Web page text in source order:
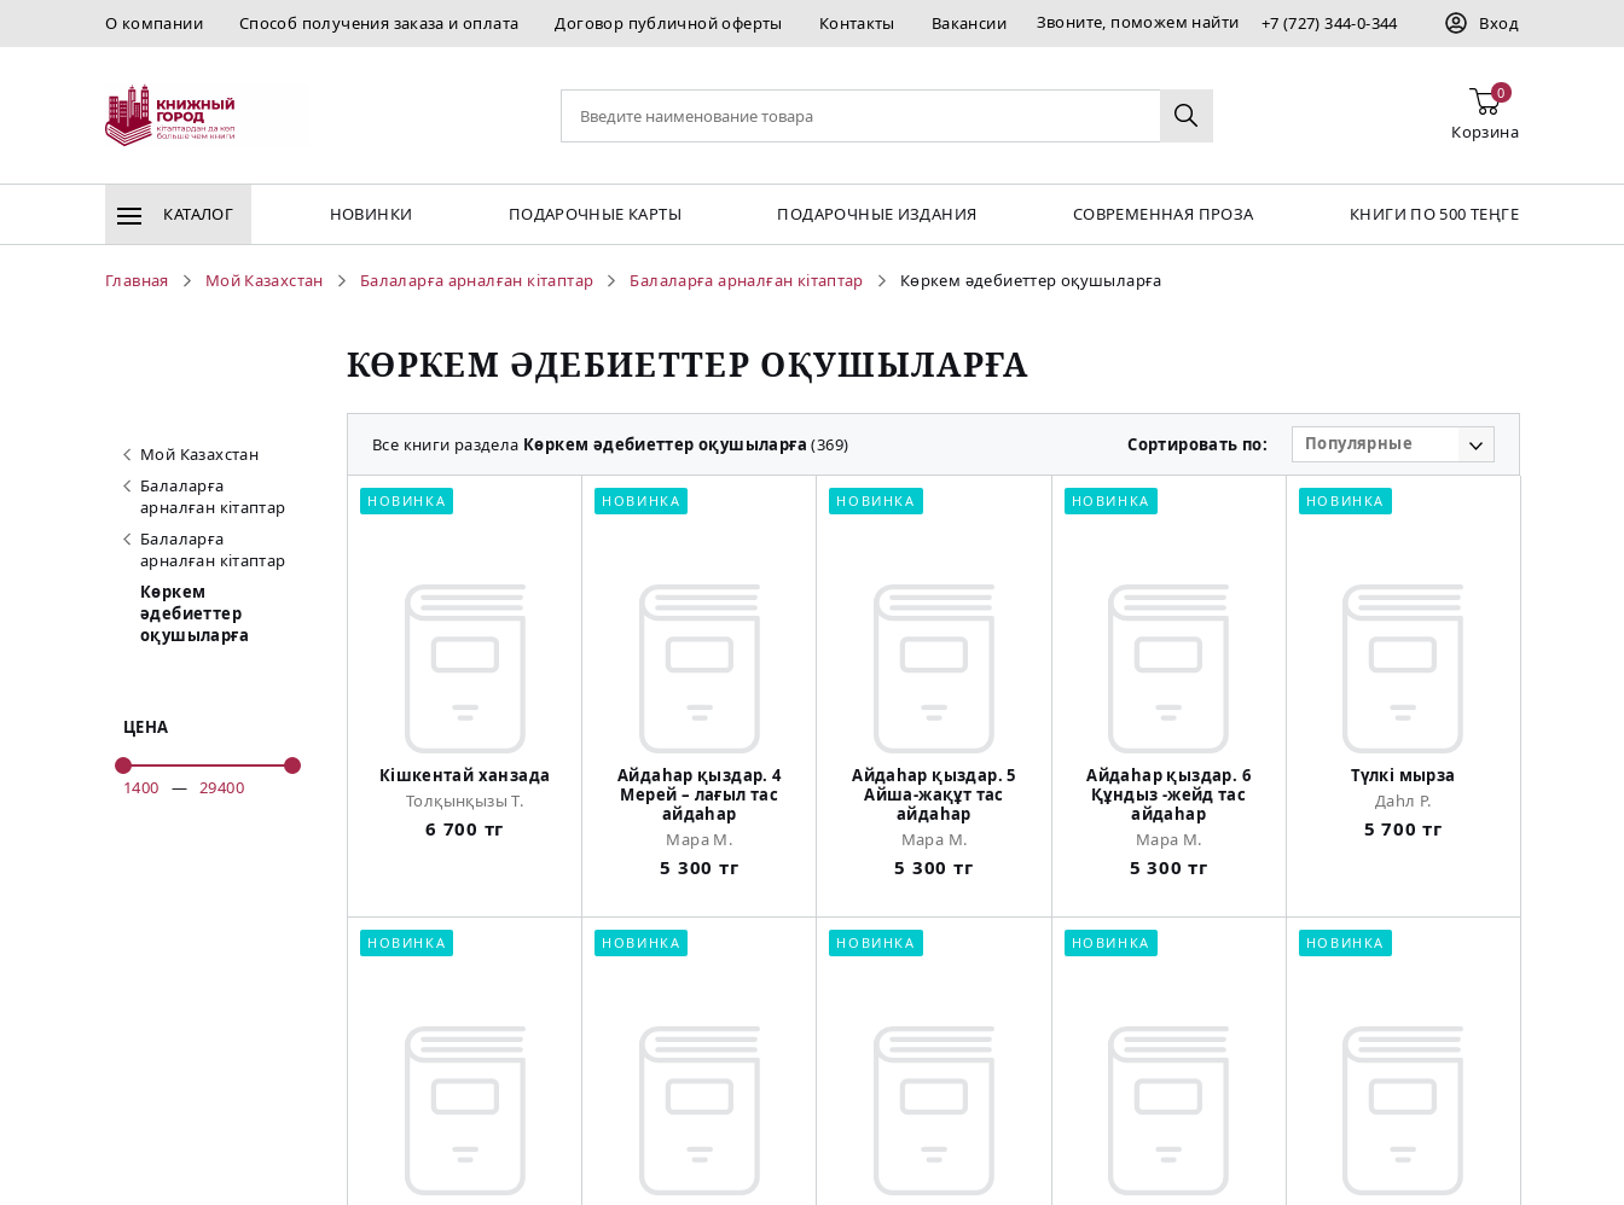
О компании Способ получения заказа и оплата Договор публичной оферты Контакты Вакансии Звоните, поможем найти +7 (727) 344-0-344 Вход
0
Корзина
КАТАЛОГ НОВИНКИ ПОДАРОЧНЫЕ КАРТЫ ПОДАРОЧНЫЕ ИЗДАНИЯ СОВРЕМЕННАЯ ПРОЗА КНИГИ ПО 500 ТЕҢГЕ
Главная Мой Казахстан Балаларға арналған кітаптар Балаларға арналған кітаптар Көркем әдебиеттер оқушыларға
КӨРКЕМ ӘДЕБИЕТТЕР ОҚУШЫЛАРҒА
Мой Казахстан
Балаларға
арналған кітаптар
Балаларға
арналған кітаптар
Көркем
әдебиеттер
оқушыларға
ЦЕНА
1400 — 29400
Все книги раздела Көркем әдебиеттер оқушыларға (369) Сортировать по: Популярные
НОВИНКА
Кішкентай ханзада
Толқынқызы Т.
6 700 тг
НОВИНКА
Айдаhар қыздар. 4
Мерей – лағыл тас
айдаһар
Мара М.
5 300 тг
НОВИНКА
Айдаhар қыздар. 5
Айша-жақұт тас
айдаһар
Мара М.
5 300 тг
НОВИНКА
Айдаhар қыздар. 6
Құндыз -жейд тас
айдаһар
Мара М.
5 300 тг
НОВИНКА
Түлкі мырза
Даһл Р.
5 700 тг
НОВИНКА НОВИНКА НОВИНКА НОВИНКА НОВИНКА